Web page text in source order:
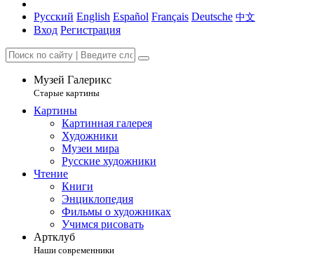
Русский English Español Français Deutsche 中文
Вход Регистрация
Музей Галерикс
Старые картины
Картины
Картинная галерея
Художники
Музеи мира
Русские художники
Чтение
Книги
Энциклопедия
Фильмы о художниках
Учимся рисовать
Артклуб
Наши современники